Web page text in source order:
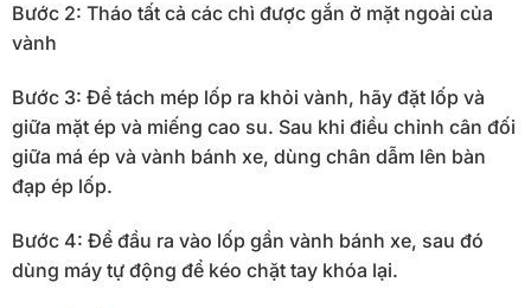
Bước 2: Tháo tất cả các chì được gắn ở mặt ngoài của
vành
Bước 3: Để tách mép lốp ra khỏi vành, hãy đặt lốp và
giữa mặt ép và miếng cao su. Sau khi điều chỉnh cân đối
giữa má ép và vành bánh xe, dùng chân dẫm lên bàn
đạp ép lốp.
Bước 4: Để đầu ra vào lốp gần vành bánh xe, sau đó
dùng máy tự động để kéo chặt tay khóa lại.